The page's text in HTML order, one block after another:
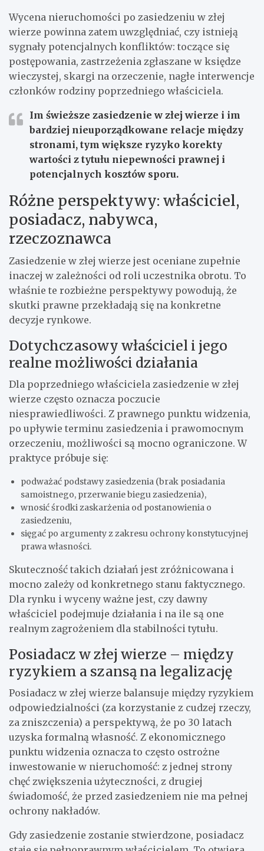
Wycena nieruchomości po zasiedzeniu w złej
wierze powinna zatem uwzględniać, czy istnieją
sygnały potencjalnych konfliktów: toczące się
postępowania, zastrzeżenia zgłaszane w księdze
wieczystej, skargi na orzeczenie, nagłe interwencje
członków rodziny poprzedniego właściciela.
Im świeższe zasiedzenie w złej wierze i im
bardziej nieuporządkowane relacje między
stronami, tym większe ryzyko korekty
wartości z tytułu niepewności prawnej i
potencjalnych kosztów sporu.
Różne perspektywy: właściciel,
posiadacz, nabywca,
rzeczoznawca
Zasiedzenie w złej wierze jest oceniane zupełnie
inaczej w zależności od roli uczestnika obrotu. To
właśnie te rozbieżne perspektywy powodują, że
skutki prawne przekładają się na konkretne
decyzje rynkowe.
Dotychczasowy właściciel i jego
realne możliwości działania
Dla poprzedniego właściciela zasiedzenie w złej
wierze często oznacza poczucie
niesprawiedliwości. Z prawnego punktu widzenia,
po upływie terminu zasiedzenia i prawomocnym
orzeczeniu, możliwości są mocno ograniczone. W
praktyce próbuje się:
podważać podstawy zasiedzenia (brak posiadania
samoistnego, przerwanie biegu zasiedzenia),
wnosić środki zaskarżenia od postanowienia o
zasiedzeniu,
sięgać po argumenty z zakresu ochrony konstytucyjnej
prawa własności.
Skuteczność takich działań jest zróżnicowana i
mocno zależy od konkretnego stanu faktycznego.
Dla rynku i wyceny ważne jest, czy dawny
właściciel podejmuje działania i na ile są one
realnym zagrożeniem dla stabilności tytułu.
Posiadacz w złej wierze – między
ryzykiem a szansą na legalizację
Posiadacz w złej wierze balansuje między ryzykiem
odpowiedzialności (za korzystanie z cudzej rzeczy,
za zniszczenia) a perspektywą, że po 30 latach
uzyska formalną własność. Z ekonomicznego
punktu widzenia oznacza to często ostrożne
inwestowanie w nieruchomość: z jednej strony
chęć zwiększenia użyteczności, z drugiej
świadomość, że przed zasiedzeniem nie ma pełnej
ochrony nakładów.
Gdy zasiedzenie zostanie stwierdzone, posiadacz